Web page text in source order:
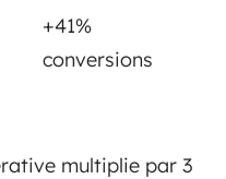
+41%
conversions
multiplie par 3